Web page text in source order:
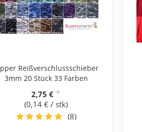
Reißverschlussschieber
3mm 20 Stück 33 Farben
2,75 € *
(0,14 € / stk)
(8)